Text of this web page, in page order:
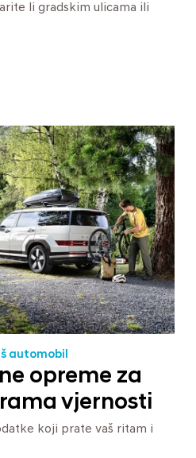
li gradskim ulicama ili
automobil
opreme za
vjernosti
koji prate vaš ritam i